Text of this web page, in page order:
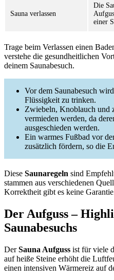
Sauna verlassen
Die
einer
Trage beim Verlassen einen
verstehe die gesundheitlichen
deinem Saunabesuch.
Vor dem Saunabesuch
Flüssigkeit zu trinken.
Zwiebeln, Knoblauch und
vermieden werden, da
ausgeschieden werden.
Ein warmes Fußbad vor
zusätzlich fördern, so die
Diese Saunaregeln sind
stammen aus verschiedenen
Korrektheit gibt es keine
Der Aufguss –
Saunabesuchs
DerSauna Aufguss ist für viele
auf heiße Steine erhöht die
einen intensiven Wärmereiz auf